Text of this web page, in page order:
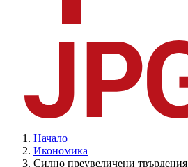
Начало
Икономика
Силно преувеличени твърдения